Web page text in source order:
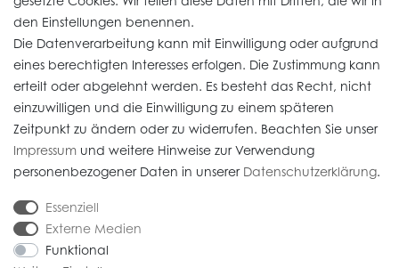
Widerrufs­recht
Impressum
AGB
den Einstellungen benennen.
Die Datenverarbeitung kann mit Einwilligung oder aufgrund
eines berechtigten Interesses erfolgen. Die Zustimmung kann
erteilt oder abgelehnt werden. Es besteht das Recht, nicht
einzuwilligen und die Einwilligung zu einem späteren
Zeitpunkt zu ändern oder zu widerrufen. Beachten Sie unser
Impressum und weitere Hinweise zur Verwendung
personenbezogener Daten in unserer Daten­schutz­erklärung.
Essenziell
Externe Medien
Funktional